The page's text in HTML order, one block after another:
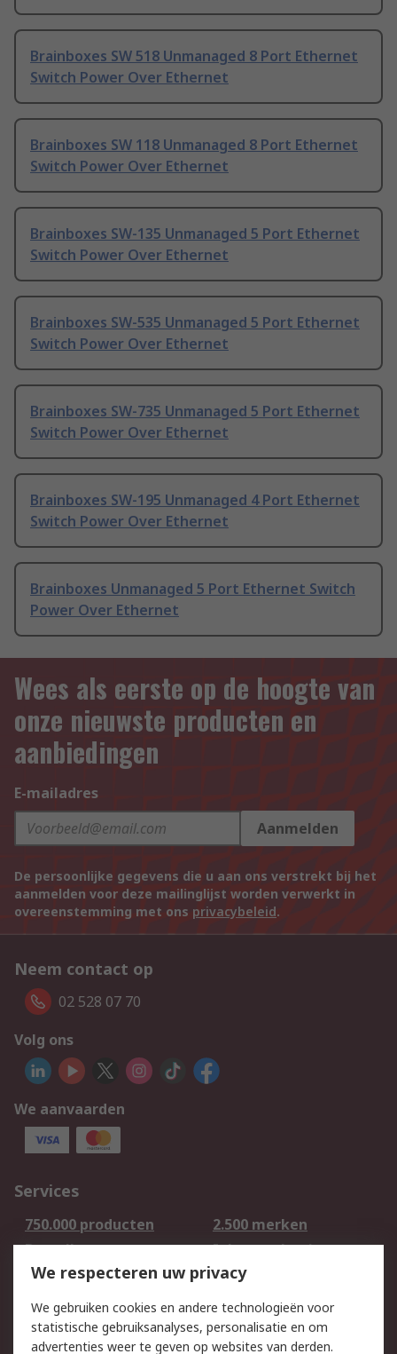
Brainboxes SW 518 Unmanaged 8 Port Ethernet
Switch Power Over Ethernet
Brainboxes SW 118 Unmanaged 8 Port Ethernet
Switch Power Over Ethernet
Brainboxes SW-135 Unmanaged 5 Port Ethernet
Switch Power Over Ethernet
Brainboxes SW-535 Unmanaged 5 Port Ethernet
Switch Power Over Ethernet
Brainboxes SW-735 Unmanaged 5 Port Ethernet
Switch Power Over Ethernet
Brainboxes SW-195 Unmanaged 4 Port Ethernet
Switch Power Over Ethernet
Brainboxes Unmanaged 5 Port Ethernet Switch
Power Over Ethernet
Wees als eerste op de hoogte van
onze nieuwste producten en
aanbiedingen
E-mailadres
Aanmelden
De persoonlijke gegevens die u aan ons verstrekt bij het
aanmelden voor deze mailinglijst worden verwerkt in
overeenstemming met ons privacybeleid.
Neem contact op
02 528 07 70
Volg ons
We aanvaarden
Services
750.000 producten
2.500 merken
Bestellen
Inkoopoplossingen
Retouren
Technisch advies
Track & Trace
Wettelijk
We respecteren uw privacy
We gebruiken cookies en andere technologieën voor
statistische gebruiksanalyses, personalisatie en om
advertenties weer te geven op websites van derden.